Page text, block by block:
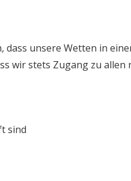
unsere Wetten in
wir stets Zugang zu allen
sind